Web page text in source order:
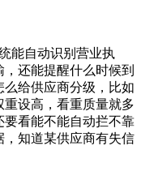
能自动识别营业执
还能提醒什么时候到
给供应商分级，比如
设高，看重质量就多
看能不能自动拦不靠
知道某供应商有失信